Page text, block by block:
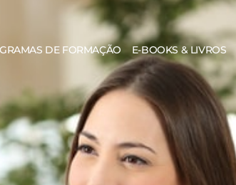
DE FORMAÇÃO E-BOOKS & LIVROS